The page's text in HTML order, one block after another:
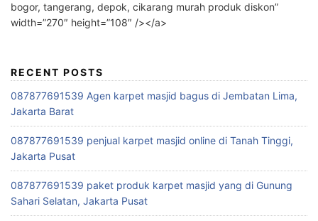
bogor, tangerang, depok, cikarang murah produk diskon”
width=”270″ height=”108″ /></a>
RECENT POSTS
087877691539 Agen karpet masjid bagus di Jembatan Lima,
Jakarta Barat
087877691539 penjual karpet masjid online di Tanah Tinggi,
Jakarta Pusat
087877691539 paket produk karpet masjid yang di Gunung
Sahari Selatan, Jakarta Pusat